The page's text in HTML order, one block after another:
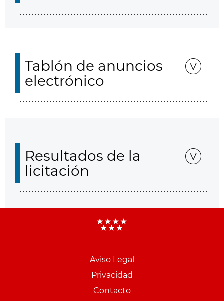
Tablón de anuncios
electrónico
Resultados de la
licitación
Aviso Legal
Privacidad
Contacto